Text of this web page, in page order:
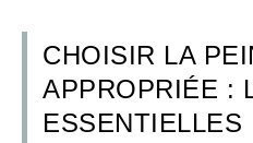
CHOISIR LA
APPROPRIÉE :
ESSENTIELLES